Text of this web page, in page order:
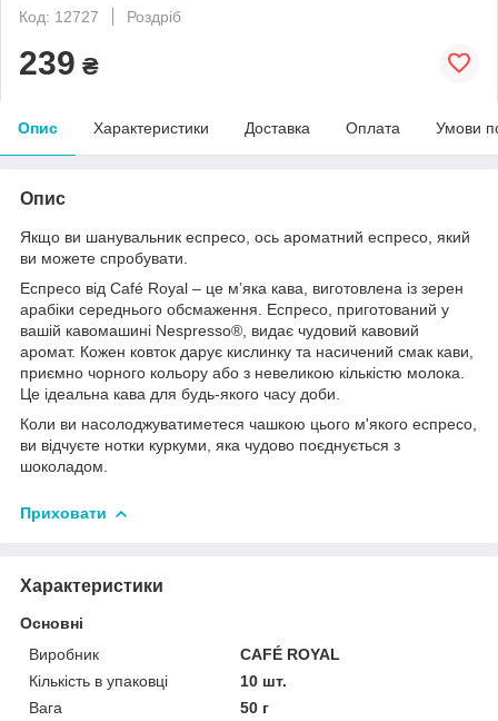
Код: 12727
Роздріб
239 ₴
Опис Характеристики Доставка Оплата Умови
Опис
Якщо ви шанувальник еспресо, ось ароматний еспресо, який
ви можете спробувати.
Еспресо від Café Royal – це м’яка кава, виготовлена ​​із зерен
арабіки середнього обсмаження. Еспресо, приготований у
вашій кавомашині Nespresso®, видає чудовий кавовий
аромат. Кожен ковток дарує кислинку та насичений смак кави,
приємно чорного кольору або з невеликою кількістю молока.
Це ідеальна кава для будь-якого часу доби.
Коли ви насолоджуватиметеся чашкою цього м'якого еспресо,
ви відчуєте нотки куркуми, яка чудово поєднується з
шоколадом.
Приховати
Характеристики
Основні
Виробник
CAFÉ ROYAL
Кількість в упаковці
10 шт.
Вага
50 г